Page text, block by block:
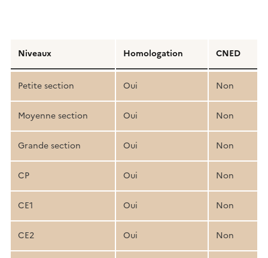
de
la
structure
pédagogique
Niveaux Homologation CNED
Petite section Oui Non
Moyenne section Oui Non
Grande section Oui Non
CP Oui Non
CE1 Oui Non
CE2 Oui Non